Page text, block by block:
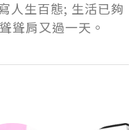
人生百態; 生活已夠
聳肩又過一天。